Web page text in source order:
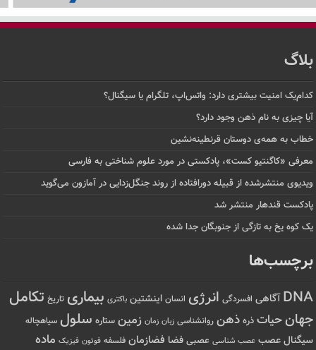
بلاگ
کدام‌یک امنیت بیشتری دارد: واتس‌اپ، تلگرام یا سیگنال؟
آیا چیزی به نام ذهن وجود دارد؟
خطاب به همه‌ی دوستان قرنطینه‌نشین
معرفی «کاگنتیو کست»، پادکستی در مورد علوم شناختی به فارسی
ویدیوی منتشرشده از قبیله دورافتاده‌ از روند جنگل‌زدایی در آمازون می‌گوید
پادکست قندهار منتشر شد
یک کوه یخ به تازگی از جنوبگان جدا شده
برچسب‌ها
DNA آگاهی افسردگی انرژی انسان اینشتین باکتری بیماری تاریخ تکامل
جهانحیات ذره ذهن روانشناسی زبان زمان زمین ستاره سلول سیاهچاله
سیگنال عصب عصب شناسی عصبی فضا فضازمان فلسفه فوتون فیزیک ماده